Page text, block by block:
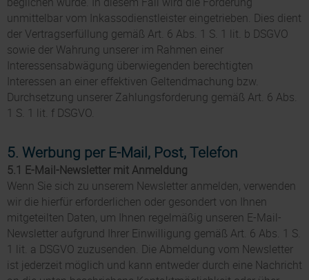
unmittelbar vom Inkassodienstleister eingetrieben. Dies dient
der Vertragserfüllung gemäß Art. 6 Abs. 1 S. 1 lit. b DSGVO
sowie der Wahrung unserer im Rahmen einer
Interessensabwägung überwiegenden berechtigten
Interessen an einer effektiven Geltendmachung bzw.
Durchsetzung unserer Zahlungsforderung gemäß Art. 6 Abs.
1 S. 1 lit. f DSGVO.
5. Werbung per E-Mail, Post, Telefon
5.1 E-Mail-Newsletter mit Anmeldung
Wenn Sie sich zu unserem Newsletter anmelden, verwenden
wir die hierfür erforderlichen oder gesondert von Ihnen
mitgeteilten Daten, um Ihnen regelmäßig unseren E-Mail-
Newsletter aufgrund Ihrer Einwilligung gemäß Art. 6 Abs. 1 S.
1 lit. a DSGVO zuzusenden. Die Abmeldung vom Newsletter
ist jederzeit möglich und kann entweder durch eine Nachricht